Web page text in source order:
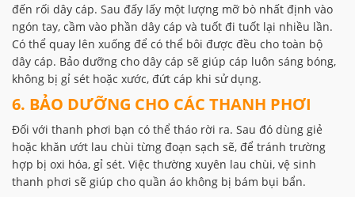
đến rối dây cáp. Sau đấy lấy một lượng mỡ bò nhất định vào
ngón tay, cầm vào phần dây cáp và tuốt đi tuốt lại nhiều lần.
Có thể quay lên xuống để có thể bôi được đều cho toàn bộ
dây cáp. Bảo dưỡng cho dây cáp sẽ giúp cáp luôn sáng bóng,
không bị gỉ sét hoặc xước, đứt cáp khi sử dụng.
6. BẢO DƯỠNG CHO CÁC THANH PHƠI
Đối với thanh phơi bạn có thể tháo rời ra. Sau đó dùng giẻ
hoặc khăn ướt lau chùi từng đoạn sạch sẽ, để tránh trường
hợp bị oxi hóa, gỉ sét. Việc thường xuyên lau chùi, vệ sinh
thanh phơi sẽ giúp cho quần áo không bị bám bụi bẩn.